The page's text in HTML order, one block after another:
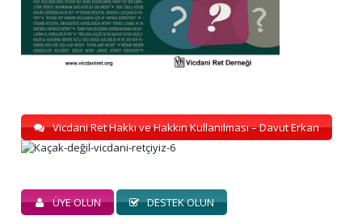
Vicdani Ret Hakkı ve Hakkın Kullanılması – Davut Erkan
ÜYE OLUN DESTEK OLUN